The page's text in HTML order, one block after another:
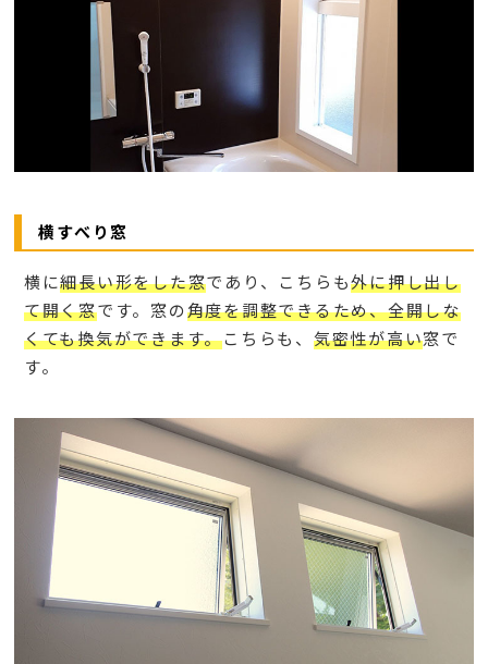
横すべり窓
横に細長い形をした窓であり、こちらも外に押し出し
て開く窓です。窓の角度を調整できるため、全開しな
くても換気ができます。こちらも、 気密性が高い窓で
す。